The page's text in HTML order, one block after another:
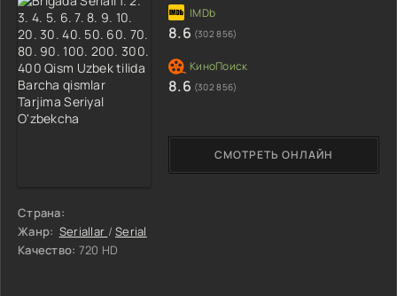
Страна:
Жанр: Seriallar /Serial
Качество: 720 HD
СМОТРЕТЬ ОНЛАЙН
8.6 (302 856)
8.6 (302 856)